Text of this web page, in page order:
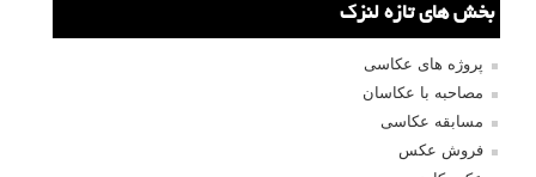
بخش های تازه لنزک
پروژه های عکاسی
مصاحبه با عکاسان
مسابقه عکاسی
فروش عکس